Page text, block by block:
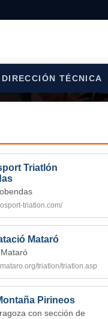
DIRECCIÓN TÉCNICA
Triatlón
triatlon.com/
Mataró
triatlon/triatlon.asp
Pirineos
con sección de